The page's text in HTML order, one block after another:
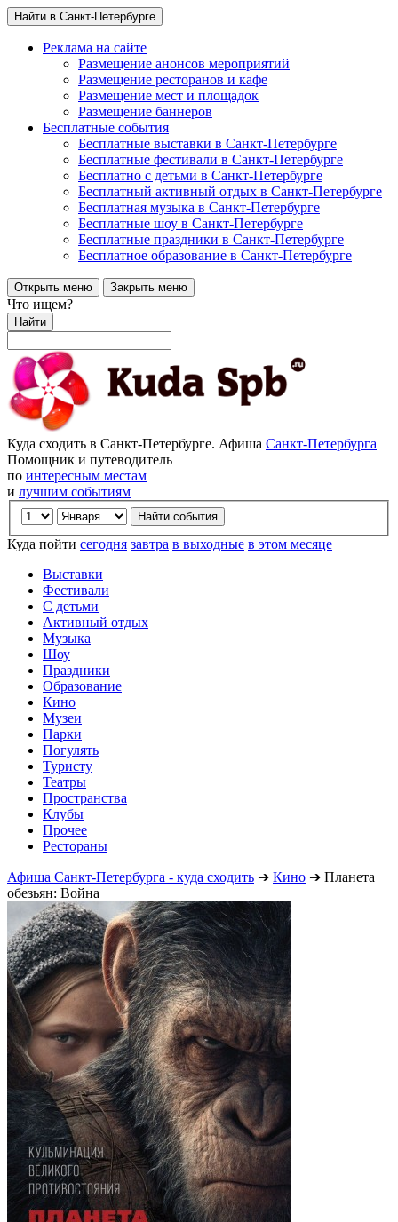
Найти в Санкт-Петербурге
Реклама на сайте
Размещение анонсов мероприятий
Размещение ресторанов и кафе
Размещение мест и площадок
Размещение баннеров
Бесплатные события
Бесплатные выставки в Санкт-Петербурге
Бесплатные фестивали в Санкт-Петербурге
Бесплатно с детьми в Санкт-Петербурге
Бесплатный активный отдых в Санкт-Петербурге
Бесплатная музыка в Санкт-Петербурге
Бесплатные шоу в Санкт-Петербурге
Бесплатные праздники в Санкт-Петербурге
Бесплатное образование в Санкт-Петербурге
Открыть меню Закрыть меню
Что ищем?
Найти
Куда сходить в Санкт-Петербурге. Афиша Санкт-Петербурга
Помощник и путеводитель
по интересным местам
и лучшим событиям
Куда пойти сегодня завтра в выходные в этом месяце
Выставки
Фестивали
С детьми
Активный отдых
Музыка
Шоу
Праздники
Образование
Кино
Музеи
Парки
Погулять
Туристу
Театры
Пространства
Клубы
Прочее
Рестораны
Афиша Санкт-Петербурга - куда сходить ➔ Кино ➔ Планета
обезьян: Война